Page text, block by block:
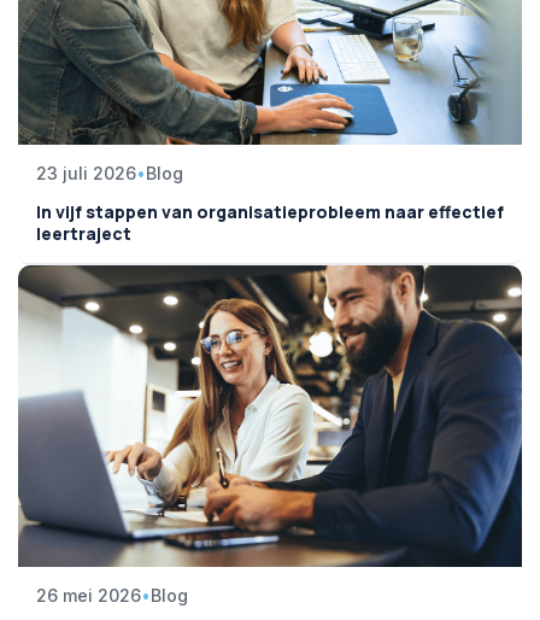
23 juli 2026•Blog
In vijf stappen van organisatieprobleem naar effectief
leertraject
26 mei 2026•Blog